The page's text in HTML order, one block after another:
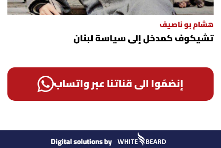
هشام بو ناصيف
تشيكوف كمدخل إلى سياسة لبنان
إنضمّوا الى قناتنا عبر واتساب
Digital solutions by